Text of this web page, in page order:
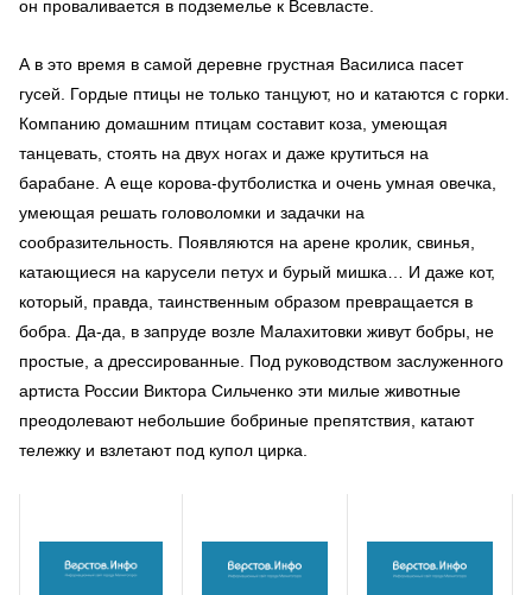
он проваливается в подземелье к Всевласте.
А в это время в самой деревне грустная Василиса пасет
гусей. Гордые птицы не только танцуют, но и катаются с горки.
Компанию домашним птицам составит коза, умеющая
танцевать, стоять на двух ногах и даже крутиться на
барабане. А еще корова-футболистка и очень умная овечка,
умеющая решать головоломки и задачки на
сообразительность. Появляются на арене кролик, свинья,
катающиеся на карусели петух и бурый мишка… И даже кот,
который, правда, таинственным образом превращается в
бобра. Да-да, в запруде возле Малахитовки живут бобры, не
простые, а дрессированные. Под руководством заслуженного
артиста России Виктора Сильченко эти милые животные
преодолевают небольшие бобриные препятствия, катают
тележку и взлетают под купол цирка.